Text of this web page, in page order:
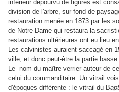
inférieur dépourvu de figures est
division de l'arbre, sur fond de
restauration menée en 1873 par les
de Notre-Dame qui restaura la
restaurations ultérieures ont eu lieu
Les calvinistes auraient saccagé en
ville, et donc peut-être la partie
Le nom du maître-verrier auteur de
celui du commanditaire. Un vitrail
d'époques différente : le vitrail du B